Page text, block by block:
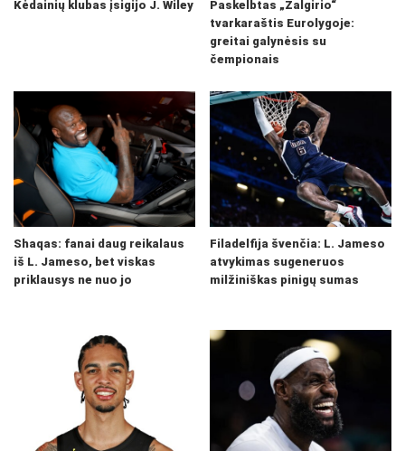
Kėdainių klubas įsigijo J. Wiley
Paskelbtas „Žalgirio“
tvarkaraštis Eurolygoje:
greitai galynėsis su
čempionais
Shaqas: fanai daug reikalaus
iš L. Jameso, bet viskas
priklausys ne nuo jo
Filadelfija švenčia: L. Jameso
atvykimas sugeneruos
milžiniškas pinigų sumas